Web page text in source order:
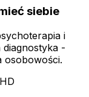
siebie
i
diagnostyka -
osobowości.